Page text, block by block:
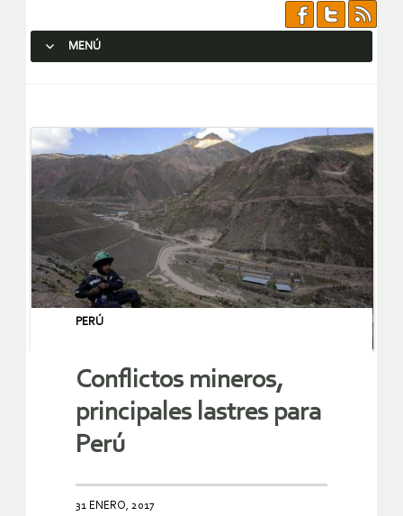
MENÚ
PERÚ
Conflictos mineros,
principales lastres para
Perú
31 ENERO, 2017